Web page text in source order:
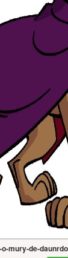
mury-de-